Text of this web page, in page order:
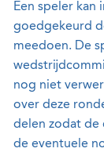
Een speler kan
goedgekeurd
meedoen. De
nog niet
over deze
delen zodat de
de eventuele